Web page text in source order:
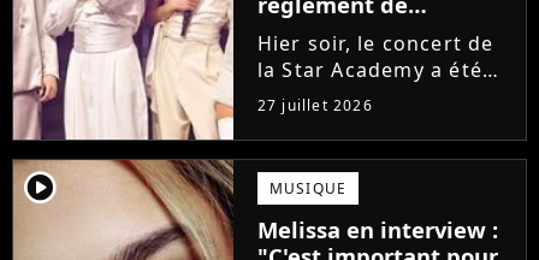
comptes... Que s'est-il
passé au concert de
Bayonne hier soir ?
Hier soir, le concert de
la Star Academy a été
mouvementé. Quelques
minutes avant le show,
trois élèves ont
annoncé ne pas vouloir
monter sur scène pour
des raisons politiques.
27 juillet 2026
player2 MUSIQUE
Melissa en interview :